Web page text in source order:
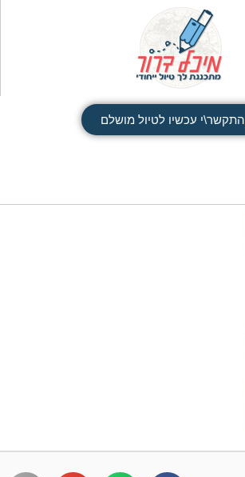
התקשר\י עכשיו לטיול מושלם